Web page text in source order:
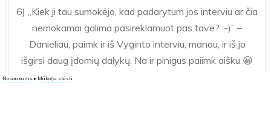
Nosaukums ▸ Mākoņu stāsti
6) „Kiek ji tau sumokėjo, kad padarytum jos interviu ar čia
nemokamai galima pasireklamuot pas tave? :-)” –
Danieliau, paimk ir iš Vyginto interviu, manau, ir iš jo
išgirsi daug įdomių dalykų. Na ir pinigus paiimk aišku 😀